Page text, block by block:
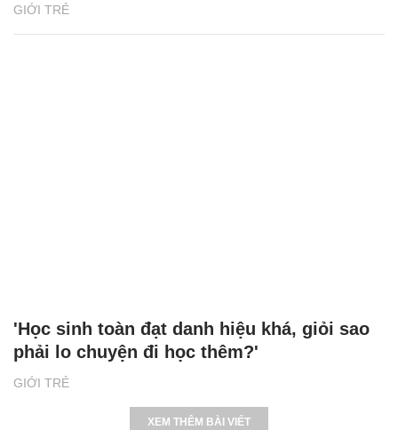
GIỚI TRẺ
GIỚI TRẺ
'Học sinh toàn đạt danh hiệu khá, giỏi sao
phải lo chuyện đi học thêm?'
XEM THÊM BÀI VIẾT